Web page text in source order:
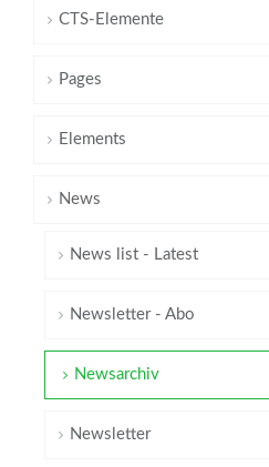
CTS-Elemente
Pages
Elements
News
News list - Latest
Newsletter - Abo
Newsarchiv
Newsletter